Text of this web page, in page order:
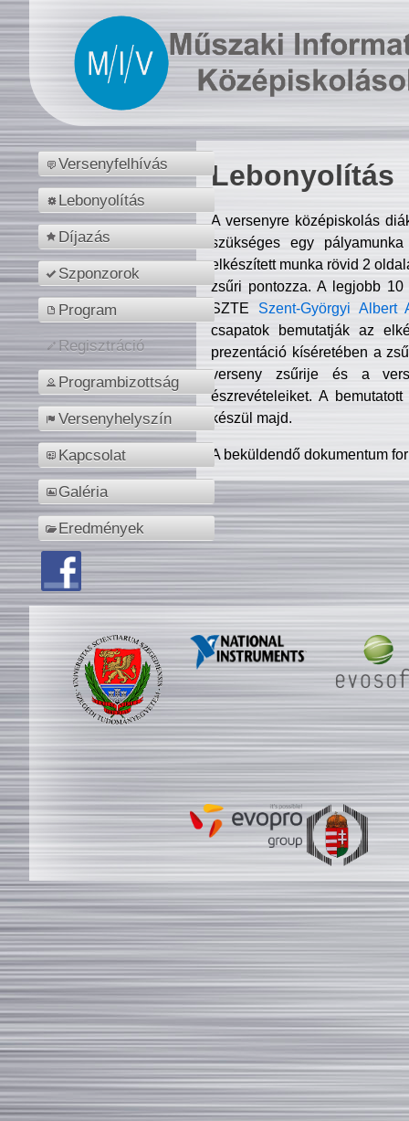
Versenyfelhívás
Lebonyolítás
Díjazás
Szponzorok
Program
Regisztráció
Programbizottság
Versenyhelyszín
Kapcsolat
Galéria
Eredmények
Lebonyolítás
A versenyre középiskolás
szükséges egy
elkészített munka rövid 2
zsűri pontozza. A legjobb
SZTE Szent-Györgyi Albert
csapatok bemutatják az
prezentáció kíséretében a
verseny zsűrije és a
észrevételeiket. A
készül majd.
A beküldendő dokumentum